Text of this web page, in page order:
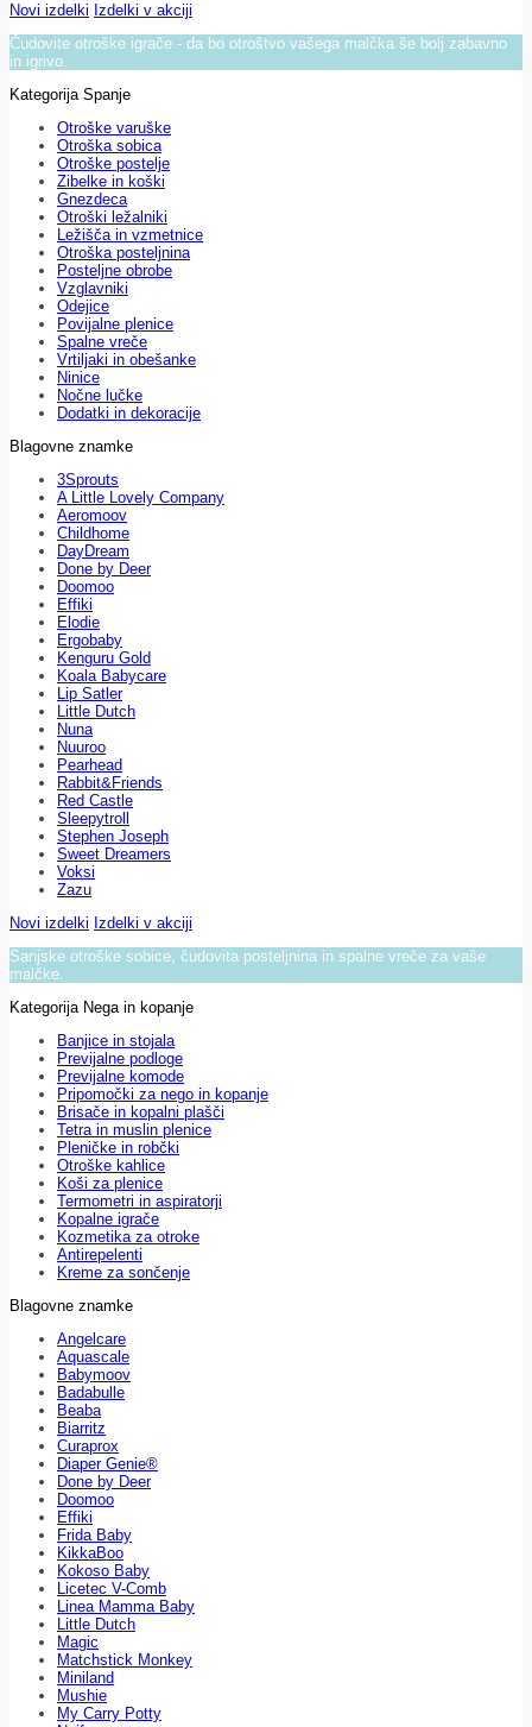
Novi izdelki Izdelki v akciji
Čudovite otroške igrače - da bo otroštvo vašega malčka še bolj zabavno
in igrivo.
Kategorija Spanje
Otroške varuške
Otroška sobica
Otroške postelje
Zibelke in koški
Gnezdeca
Otroški ležalniki
Ležišča in vzmetnice
Otroška posteljnina
Posteljne obrobe
Vzglavniki
Odejice
Povijalne plenice
Spalne vreče
Vrtiljaki in obešanke
Ninice
Nočne lučke
Dodatki in dekoracije
Blagovne znamke
3Sprouts
A Little Lovely Company
Aeromoov
Childhome
DayDream
Done by Deer
Doomoo
Effiki
Elodie
Ergobaby
Kenguru Gold
Koala Babycare
Lip Satler
Little Dutch
Nuna
Nuuroo
Pearhead
Rabbit&Friends
Red Castle
Sleepytroll
Stephen Joseph
Sweet Dreamers
Voksi
Zazu
Novi izdelki Izdelki v akciji
Sanjske otroške sobice, čudovita posteljnina in spalne vreče za vaše
malčke.
Kategorija Nega in kopanje
Banjice in stojala
Previjalne podloge
Previjalne komode
Pripomočki za nego in kopanje
Brisače in kopalni plašči
Tetra in muslin plenice
Pleničke in robčki
Otroške kahlice
Koši za plenice
Termometri in aspiratorji
Kopalne igrače
Kozmetika za otroke
Antirepelenti
Kreme za sončenje
Blagovne znamke
Angelcare
Aquascale
Babymoov
Badabulle
Beaba
Biarritz
Curaprox
Diaper Genie®
Done by Deer
Doomoo
Effiki
Frida Baby
KikkaBoo
Kokoso Baby
Licetec V-Comb
Linea Mamma Baby
Little Dutch
Magic
Matchstick Monkey
Miniland
Mushie
My Carry Potty